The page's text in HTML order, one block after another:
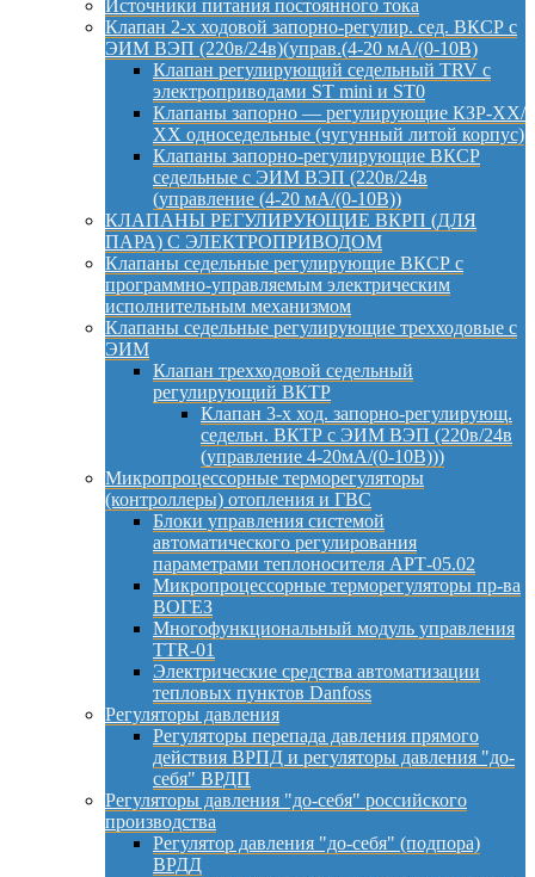
Источники питания постоянного тока
Клапан 2-х ходовой запорно-регулир. сед. ВКСР с
ЭИМ ВЭП (220в/24в)(управ.(4-20 мА/(0-10В)
Клапан регулирующий седельный TRV с
электроприводами ST mini и ST0
Клапаны запорно — регулирующие КЗР-ХХ/
ХХ односедельные (чугунный литой корпус)
Клапаны запорно-регулирующие ВКСР
седельные с ЭИМ ВЭП (220в/24в
(управление (4-20 мА/(0-10В))
КЛАПАНЫ РЕГУЛИРУЮЩИЕ ВКРП (ДЛЯ
ПАРА) С ЭЛЕКТРОПРИВОДОМ
Клапаны седельные регулирующие ВКСР с
программно-управляемым электрическим
исполнительным механизмом
Клапаны седельные регулирующие трехходовые с
ЭИМ
Клапан трехходовой седельный
регулирующий ВКТР
Клапан 3-х ход. запорно-регулирующ.
седельн. ВКТР с ЭИМ ВЭП (220в/24в
(управление 4-20мА/(0-10В)))
Микропроцессорные терморегуляторы
(контроллеры) отопления и ГВС
Блоки управления системой
автоматического регулирования
параметрами теплоносителя АРТ-05.02
Микропроцессорные терморегуляторы пр-ва
ВОГЕЗ
Многофункциональный модуль управления
TTR-01
Электрические средства автоматизации
тепловых пунктов Danfoss
Регуляторы давления
Регуляторы перепада давления прямого
действия ВРПД и регуляторы давления "до-
себя" ВРДП
Регуляторы давления "до-себя" российского
производства
Регулятор давления "до-себя" (подпора)
ВРДД